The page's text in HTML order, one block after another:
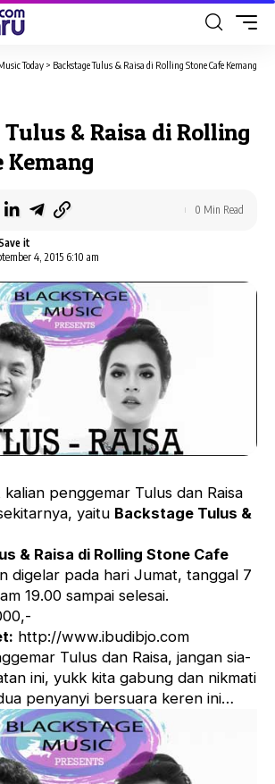
Today > Backstage Tulus & Raisa di Rolling Stone Cafe Kemang
& Raisa di Rolling
Kemang
4, 2015 6:10 am
0 Min Read
penggemar Tulus dan Raisa
yaitu Backstage Tulus &
& Raisa di Rolling Stone Cafe
digelar pada hari Jumat, tanggal 7
19.00 sampai selesai.
http://www.ibudibjo.com
Tulus dan Raisa, jangan sia-
ini, yukk kita gabung dan nikmati
penyanyi bersuara keren ini…